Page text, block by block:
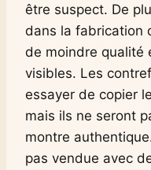
être suspect. De
dans la fabrication
de moindre qualité
visibles. Les
essayer de copier
mais ils ne seront
montre
pas vendue avec